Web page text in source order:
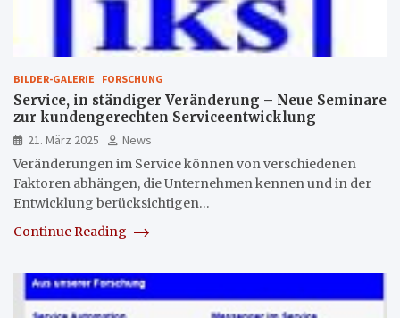
BILDER-GALERIE FORSCHUNG
Service, in ständiger Veränderung – Neue Seminare
zur kundengerechten Serviceentwicklung
21. März 2025
News
Veränderungen im Service können von verschiedenen
Faktoren abhängen, die Unternehmen kennen und in der
Entwicklung berücksichtigen…
Continue Reading